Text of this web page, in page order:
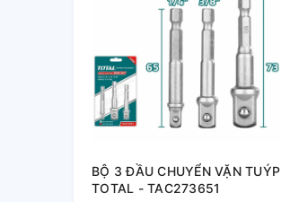
BỘ 3 ĐẦU CHUYỂN VẶN TUÝP
TOTAL - TAC273651